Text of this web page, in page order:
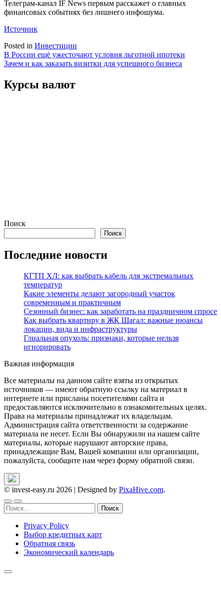
Телеграм-канал IF News первым расскажет о главных
финансовых событиях без лишнего инфошума.
Источник
Posted in Инвестиции
Навигация
по
записям
В России ещё ужесточают условия льготной ипотеки
Зачем и как заказать визитки для успешного бизнеса
Курсы валют
Поиск
Поиск
Последние новости
КГТП ХЛ: как выбрать кабель для экстремальных
температур
Какие элементы делают загородный участок
современным и практичным
Сезонный бизнес: как заработать на праздничном спросе
Как выбрать квартиру в ЖК Шагал: важные нюансы
локации, вида и инфраструктуры
Глиальная опухоль: признаки, которые нельзя
игнорировать
Важная информация
Все материалы на данном сайте взяты из открытых
источников — имеют обратную ссылку на материал в
интернете или присланы посетителями сайта и
предоставляются исключительно в ознакомительных целях.
Права на материалы принадлежат их владельцам.
Администрация сайта ответственности за содержание
материала не несет. Если Вы обнаружили на нашем сайте
материалы, которые нарушают авторские права,
принадлежащие Вам, Вашей компании или организации,
пожалуйста, сообщите нам через форму обратной связи.
© invest-easy.ru 2026 | Designed by PixaHive.com.
Найти:
Privacy Policy
Выбор кредитных карт
Обратная связь
Экономический календарь